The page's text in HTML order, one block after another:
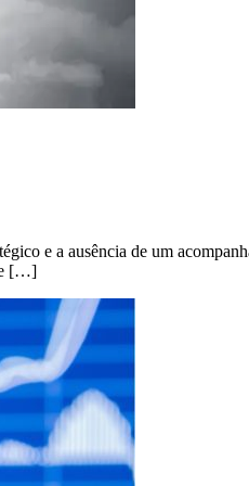
e a ausência de um
[…]